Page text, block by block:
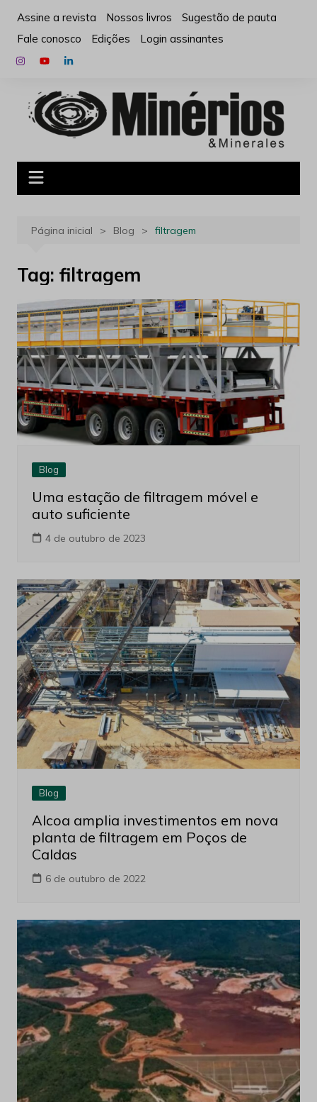
para
conteúdo
Assine a revista Nossos livros
Sugestão de pauta
Fale conosco
Edições Login assinantes
Página inicial Blog filtragem
Tag: filtragem
Blog
Uma estação de filtragem móvel e
auto suficiente
4 de outubro de 2023
Blog
Alcoa amplia investimentos em nova
planta de filtragem em Poços de
Caldas
6 de outubro de 2022